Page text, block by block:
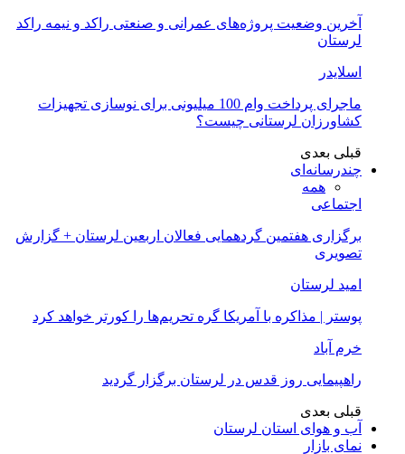
آخرین وضعیت پروژه‌های عمرانی و صنعتی راکد و نیمه راکد
لرستان
اسلایدر
ماجرای پرداخت وام 100 میلیونی برای نوسازی تجهیزات
کشاورزان لرستانی چیست؟
قبلی بعدی
چندرسانه‌ای
همه
اجتماعی
برگزاری هفتمین گردهمایی فعالان اربعین لرستان + گزارش
تصویری
امید لرستان
پوستر | مذاکره با آمریکا گره تحریم‌ها را کورتر خواهد کرد
خرم آباد
راهپیمایی روز قدس در لرستان برگزار گردید
قبلی بعدی
آب و هوای استان لرستان
نمای بازار